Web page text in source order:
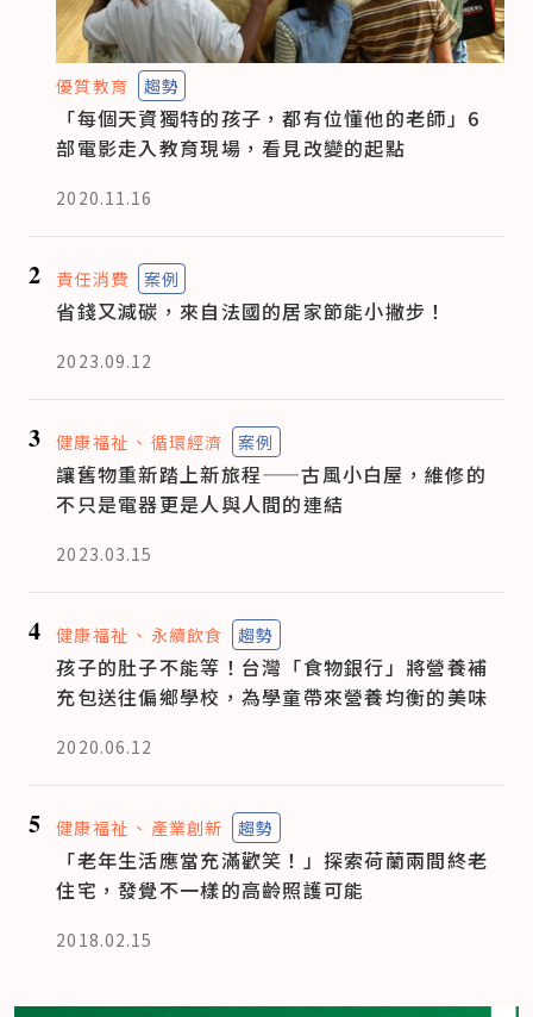
優質教育 趨勢
「每個天資獨特的孩子，都有位懂他的老師」6
部電影走入教育現場，看見改變的起點
2020.11.16
2 責任消費 案例
省錢又減碳，來自法國的居家節能小撇步！
2023.09.12
3 健康福祉 循環經濟 案例
讓舊物重新踏上新旅程——古風小白屋，維修的
不只是電器更是人與人間的連結
2023.03.15
4 健康福祉 永續飲食 趨勢
孩子的肚子不能等！台灣「食物銀行」將營養補
充包送往偏鄉學校，為學童帶來營養均衡的美味
2020.06.12
5 健康福祉 產業創新 趨勢
「老年生活應當充滿歡笑！」探索荷蘭兩間終老
住宅，發覺不一樣的高齡照護可能
2018.02.15